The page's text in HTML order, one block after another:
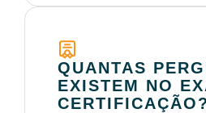
QUANTAS
EXISTEM NO
CERTIFICAÇÃO?